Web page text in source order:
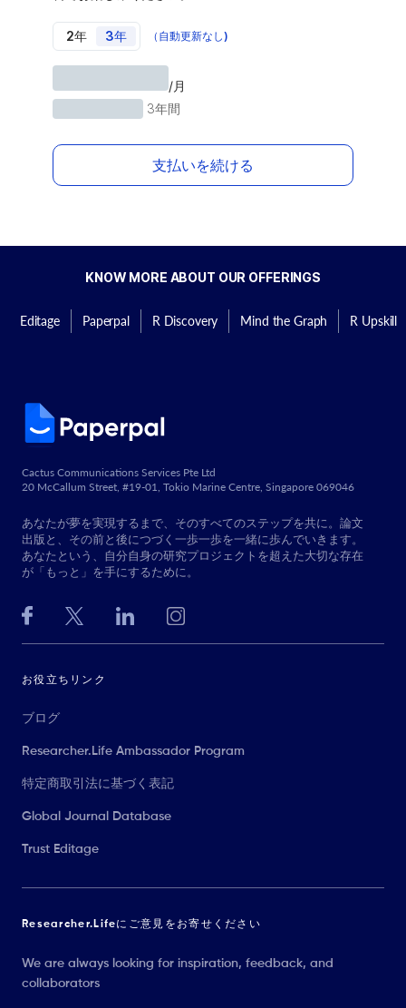
2年 3年 （自動更新なし)
/月
3年間
支払いを続ける
KNOW MORE ABOUT OUR OFFERINGS
Editage Paperpal R Discovery Mind the Graph R Upskill
Cactus Communications Services Pte Ltd
20 McCallum Street, #19-01, Tokio Marine Centre, Singapore 069046
あなたが夢を実現するまで、そのすべてのステップを共に。論文
出版と、その前と後につづく一歩一歩を一緒に歩んでいきます。
あなたという、自分自身の研究プロジェクトを超えた大切な存在
が「もっと」を手にするために。
お役立ちリンク
ブログ
Researcher.Life Ambassador Program
特定商取引法に基づく表記
Global Journal Database
Trust Editage
Researcher.Lifeにご意見をお寄せください
We are always looking for inspiration, feedback, and
collaborators